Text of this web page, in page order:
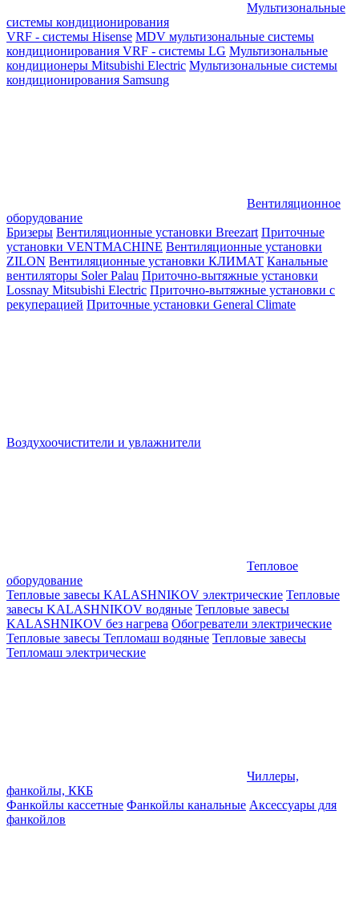
Мультизональные
системы кондиционирования
VRF - системы Hisense MDV мультизональные системы
кондиционирования VRF - системы LG Мультизональные
кондиционеры Mitsubishi Electric Мультизональные системы
кондиционирования Samsung
Вентиляционное
оборудование
Бризеры Вентиляционные установки Breezart Приточные
установки VENTMACHINE Вентиляционные установки
ZILON Вентиляционные установки КЛИМАТ Канальные
вентиляторы Soler Palau Приточно-вытяжные установки
Lossnay Mitsubishi Electric Приточно-вытяжные установки с
рекуперацией Приточные установки General Climate
Воздухоочистители и увлажнители
Тепловое
оборудование
Тепловые завесы KALASHNIKOV электрические Тепловые
завесы KALASHNIKOV водяные Тепловые завесы
KALASHNIKOV без нагрева Обогреватели электрические
Тепловые завесы Тепломаш водяные Тепловые завесы
Тепломаш электрические
Чиллеры,
фанкойлы, ККБ
Фанкойлы кассетные Фанкойлы канальные Аксессуары для
фанкойлов